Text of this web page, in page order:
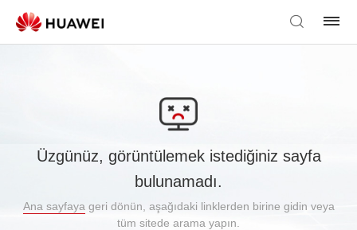
Üzgünüz, görüntülemek istediğiniz sayfa
bulunamadı.
Ana sayfaya geri dönün, aşağıdaki linklerden birine gidin veya
tüm sitede arama yapın.